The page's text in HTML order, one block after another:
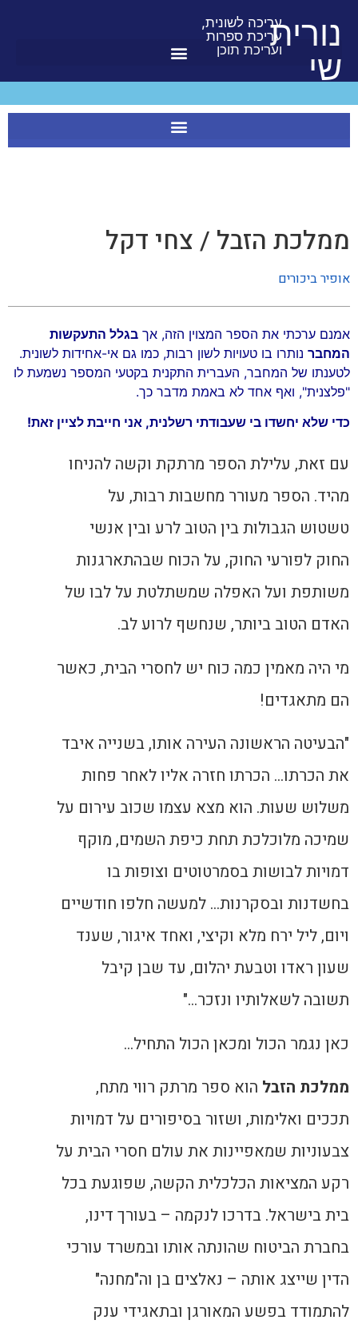
נורית
שי
עריכה לשונית,
עריכת ספרות
ועריכת תוכן
ממלכת הזבל / צחי דקל
אופיר ביכורים
אמנם ערכתי את הספר המצוין הזה, אך בגלל התעקשות
המחבר נותרו בו טעויות לשון רבות, כמו גם אי-אחידות לשונית.
לטענתו של המחבר, העברית התקנית בקטעי המספר נשמעת לו
"פלצנית", ואף אחד לא באמת מדבר כך.
כדי שלא יחשדו בי שעבודתי רשלנית, אני חייבת לציין זאת!
עם זאת, עלילת הספר מרתקת וקשה להניחו
מהיד. הספר מעורר מחשבות רבות, על
טשטוש הגבולות בין הטוב לרע ובין אנשי
החוק לפורעי החוק, על הכוח שבהתארגנות
משותפת ועל האפלה שמשתלטת על לבו של
האדם הטוב ביותר, שנחשף לרוע לב.
מי היה מאמין כמה כוח יש לחסרי הבית, כאשר
הם מתאגדים!
"הבעיטה הראשונה העירה אותו, בשנייה איבד
את הכרתו… הכרתו חזרה אליו לאחר פחות
משלוש שעות. הוא מצא עצמו שכוב עירום על
שמיכה מלוכלכת תחת כיפת השמים, מוקף
דמויות לבושות בסמרטוטים וצופות בו
בחשדנות ובסקרנות… למעשה חלפו חודשיים
ויום, ליל ירח מלא וקיצי, ואחד איגור, שענד
שעון ראדו וטבעת יהלום, עד שבן קיבל
תשובה לשאלותיו ונזכר…"
כאן נגמר הכול ומכאן הכול התחיל…
ממלכת הזבל הוא ספר מרתק רווי מתח,
תככים ואלימות, ושזור בסיפורים על דמויות
צבעוניות שמאפיינות את עולם חסרי הבית על
רקע המציאות הכלכלית הקשה, שפוגעת בכל
בית בישראל. בדרכו לנקמה – בעורך דינו,
בחברת הביטוח שהונתה אותו ובמשרד עורכי
הדין שייצג אותה – נאלצים בן וה"מחנה"
להתמודד בפשע המאורגן ובתאגידי ענק